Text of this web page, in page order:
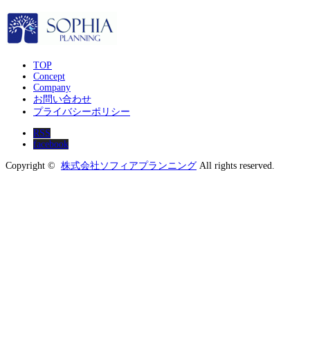
TOP
Concept
Company
お問い合わせ
プライバシーポリシー
RSS
facebook
Copyright © 株式会社ソフィアプランニング All rights reserved.